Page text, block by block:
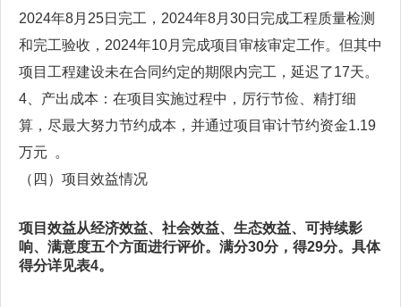
2024年8月25日完工，2024年8月30日完成工程质量检测
和完工验收，2024年10月完成项目审核审定工作。但其中
项目工程建设未在合同约定的期限内完工，延迟了17天。
4、产出成本：在项目实施过程中，厉行节俭、精打细
算，尽最大努力节约成本，并通过项目审计节约资金1.19
万元 。
（四）项目效益情况
项目效益从经济效益、社会效益、生态效益、可持续影
响、满意度五个方面进行评价。满分30分，得29分。具体
得分详见表4。